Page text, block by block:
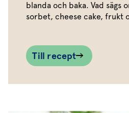
blanda och baka. Vad sägs
sorbet, cheese cake, frukt
Till recept